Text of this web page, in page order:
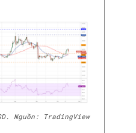
Nguồn: TradingView